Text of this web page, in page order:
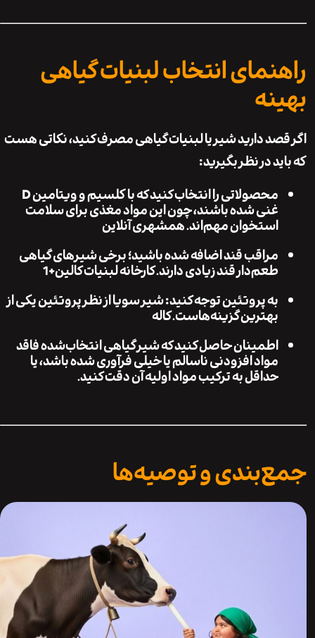
انتخاب لبنیات گیاهی
دارید شیر یا لبنیات گیاهی مصرف کنید، نکاتی هست
در نظر بگیرید:
محصولاتی را انتخاب کنید که باکلسیم و ویتامین D
غنی شده باشند، چون این مواد مغذی برای سلامت
استخوان مهم‌اند.همشهری آنلاین
مراقب قند اضافه شده باشید؛ برخی شیرهای گیاهی
طعم‌دار قند زیادی دارند.کارخانه لبنیات کالین+1
به پروتئین توجه کنید: شیر سویا از نظر پروتئین یکی از
بهترین گزینه‌هاست.کاله
اطمینان حاصل کنید که شیر گیاهی انتخاب‌شده فاقد
مواد افزودنی ناسالم یا خیلی فرآوری شده باشد، یا
حداقل به ترکیب مواد اولیه آن دقت کنید.
و توصیه‌ها